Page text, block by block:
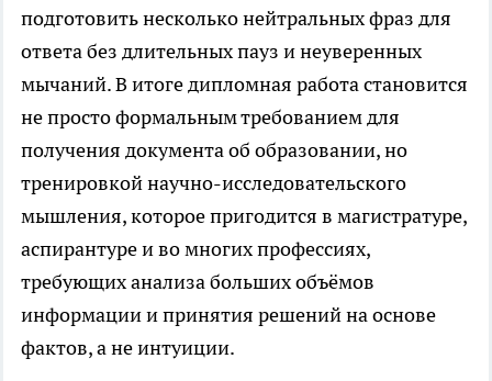
подготовить несколько нейтральных фраз для
ответа без длительных пауз и неуверенных
мычаний. В итоге дипломная работа становится
не просто формальным требованием для
получения документа об образовании, но
тренировкой научно-исследовательского
мышления, которое пригодится в магистратуре,
аспирантуре и во многих профессиях,
требующих анализа больших объёмов
информации и принятия решений на основе
фактов, а не интуиции.